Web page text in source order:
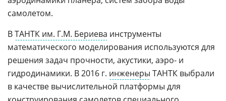
самолетом.
ВТАНТК им. Г.М. Бериева инструменты
математического моделирования используются для
решения задач прочности, акустики, аэро- и
гидродинамики. В 2016 г. инженеры ТАНТК выбрали
в качестве вычислительной платформы для